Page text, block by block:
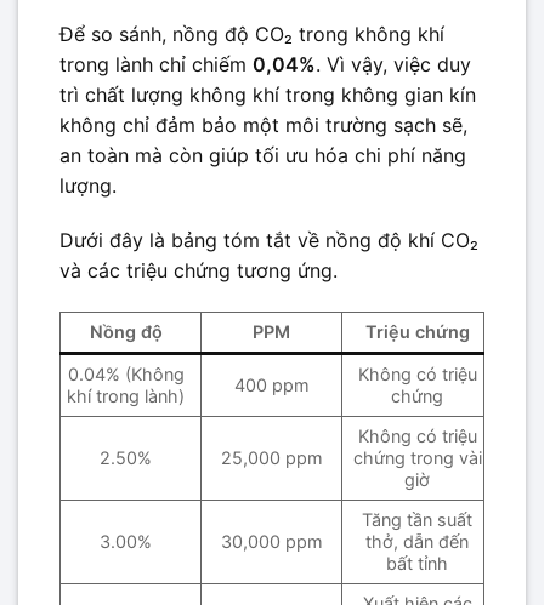
Để so sánh, nồng độ CO₂ trong không khí
trong lành chỉ chiếm 0,04%. Vì vậy, việc duy
trì chất lượng không khí trong không gian kín
không chỉ đảm bảo một môi trường sạch sẽ,
an toàn mà còn giúp tối ưu hóa chi phí năng
lượng.
Dưới đây là bảng tóm tắt về nồng độ khí CO₂
và các triệu chứng tương ứng.
Nồng độ PPM Triệu chứng
0.04% (Không
khí trong lành)
400 ppm
Không có triệu
chứng
2.50% 25,000 ppm
Không có triệu
chứng trong vài
giờ
3.00% 30,000 ppm
Tăng tần suất
thở, dẫn đến
bất tỉnh